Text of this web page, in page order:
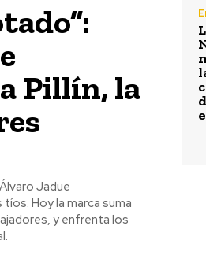
Pillín, la
Jadue
Hoy la marca suma
y enfrenta los